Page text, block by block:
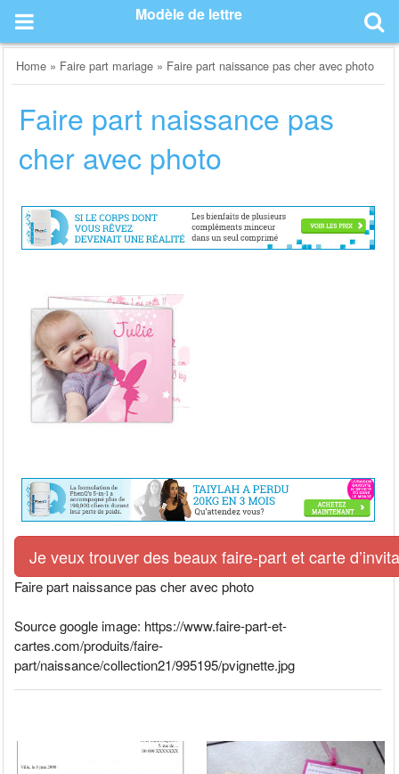
content
Modèle de lettre
Home » Faire part mariage » Faire part naissance pas cher avec photo
Faire part naissance pas
cher avec photo
Je veux trouver des beaux faire-part et carte
Faire part naissance pas cher avec photo
Source google image: https://www.faire-part-et-
cartes.com/produits/faire-
part/naissance/collection21/995195/pvignette.jpg